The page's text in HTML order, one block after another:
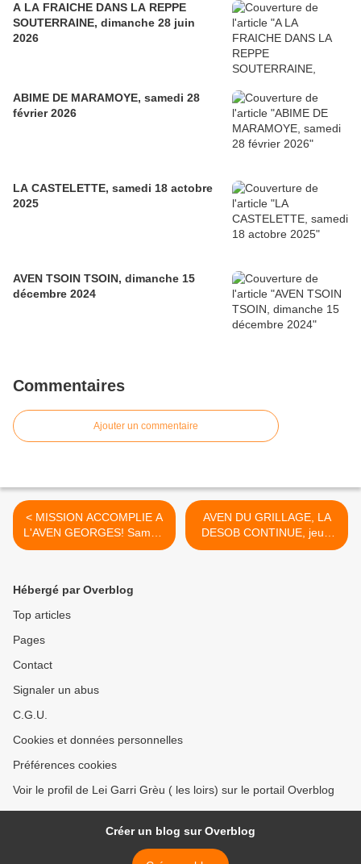
A LA FRAICHE DANS LA REPPE
SOUTERRAINE, dimanche 28 juin
2026
ABIME DE MARAMOYE, samedi 28
février 2026
LA CASTELETTE, samedi 18 actobre
2025
AVEN TSOIN TSOIN, dimanche 15
décembre 2024
Commentaires
Ajouter un commentaire
< MISSION ACCOMPLIE A
L'AVEN GEORGES! Samedi
16 mars 2019
AVEN DU GRILLAGE, LA
DESOB CONTINUE, jeudi
11 avril 2019 >
Hébergé par Overblog
Top articles
Pages
Contact
Signaler un abus
C.G.U.
Cookies et données personnelles
Préférences cookies
Voir le profil de Lei Garri Grèu ( les loirs) sur le portail Overblog
Créer un blog sur Overblog